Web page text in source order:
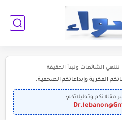
تنتهي الشائعات وتبدأ الحقيقة
الفكرية وإبداعاتكم الصحفية.
مقالاتكم وتحليلاتكم: